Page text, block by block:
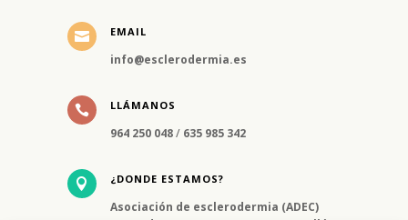
 EMAIL
info@esclerodermia.es
 LLÁMANOS
964 250 048/ 635 985 342
 ¿DONDE ESTAMOS?
Asociación de esclerodermia (ADEC)